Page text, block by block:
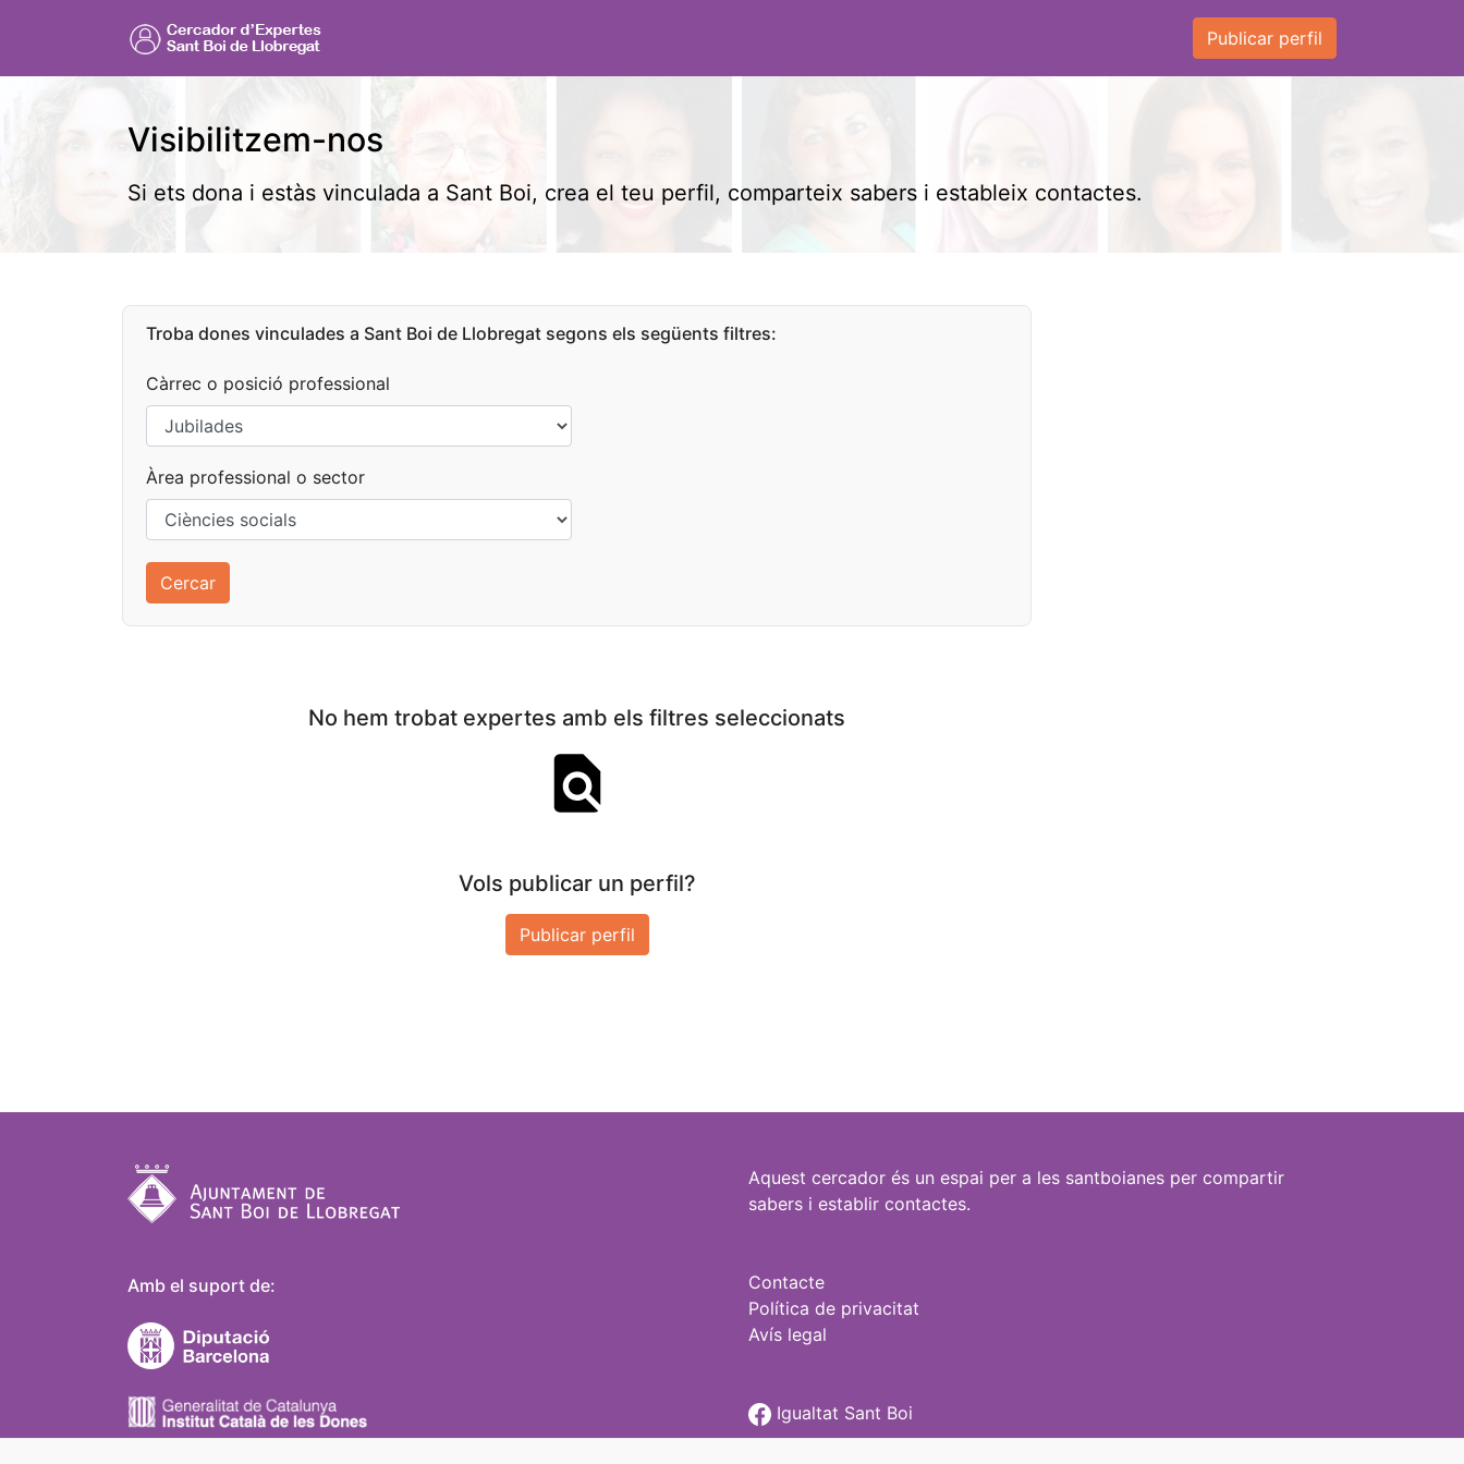
Publicar perfil
Visibilitzem-nos
Si ets dona i estàs vinculada a Sant Boi, crea el teu perfil, comparteix sabers i estableix contactes.
Troba dones vinculades a Sant Boi de Llobregat segons els següents filtres:
Càrrec o posició professional
Àrea professional o sector
No hem trobat expertes amb els filtres seleccionats
Vols publicar un perfil?
Publicar perfil
Amb el suport de:
Aquest cercador és un espai per a les santboianes per compartir
sabers i establir contactes.
Contacte
Política de privacitat
Avís legal
Igualtat Sant Boi